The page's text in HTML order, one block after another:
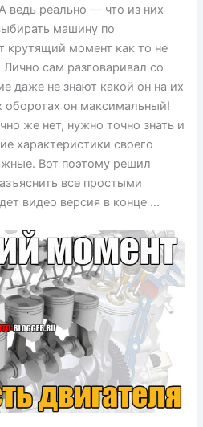
ведь реально — что из них
машину по
крутящий момент как то не
сам разговаривал со
даже не знают какой он на их
оборотах он максимальный!
же нет, нужно точно знать и
характеристики своего
Вот поэтому решил
все простыми
видео версия в конце …